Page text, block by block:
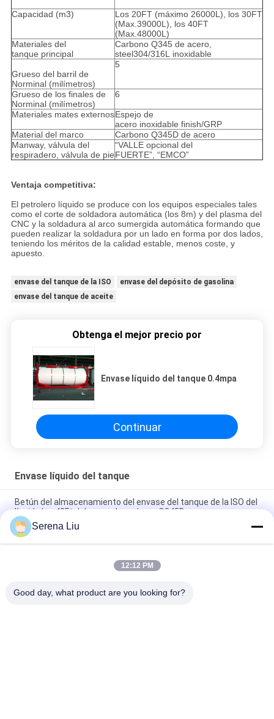
Capacidad (m3)
Los 20FT (máximo 26000L), los 30FT
(Max.39000L), los 40FT
(Max.48000L)
Materiales del
tanque principal
Carbono Q345 de acero,
steel304/316L inoxidable
Grueso del barril de
Norminal (milímetros)
5
Grueso de los finales de
Norminal (milímetros)
6
Materiales mates externosEspejo de
acero inoxidable finish/GRP
Material del marco
Carbono Q345D de acero
Manway, válvula del
respiradero, válvula de pie
“VALLE opcional del
FUERTE”, “EMCO”
Ventaja competitiva:
El petrolero líquido se produce con los equipos especiales tales
como el corte de soldadora automática (los 8m) y del plasma del
CNC y la soldadura al arco sumergida automática formando que
pueden realizar la soldadura por un lado en forma por dos lados,
teniendo los méritos de la calidad estable, menos coste, y
apuesto.
envase del tanque de la ISO
envase del depósito de gasolina
envase del tanque de aceite
Obtenga el mejor precio por
Envase líquido del tanque 0.4mpa
Continuar
Envase líquido del tanque
Betún del almacenamiento del envase del tanque de la ISO del
líquido los 40Ft del acero de carbono Q345D
Envase líquido aislado del tanque/envase horizontal del
tanque de los 20ft ISO
40 pies del tanque de acero inoxidable líquido químico del
Serena Liu
12:12 PM
Good day, what product are you looking for?